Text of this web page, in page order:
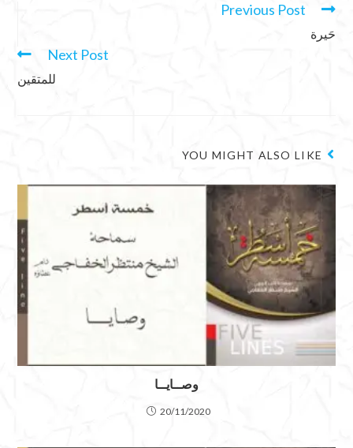
Previous Post
حَيرة
Next Post
للمتقين
YOU MIGHT ALSO LIKE
وصــايــا
20/11/2020